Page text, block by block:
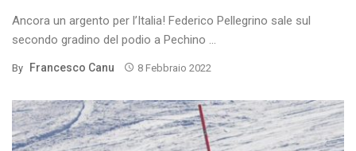
Ancora un argento per l’Italia! Federico Pellegrino sale sul
secondo gradino del podio a Pechino ...
By Francesco Canu 8 Febbraio 2022